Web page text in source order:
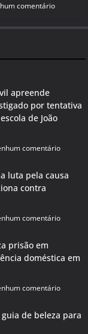
comentário
apreende
por tentativa
de João
comentário
luta pela causa
contra
comentário
prisão em
doméstica em
comentário
de beleza para